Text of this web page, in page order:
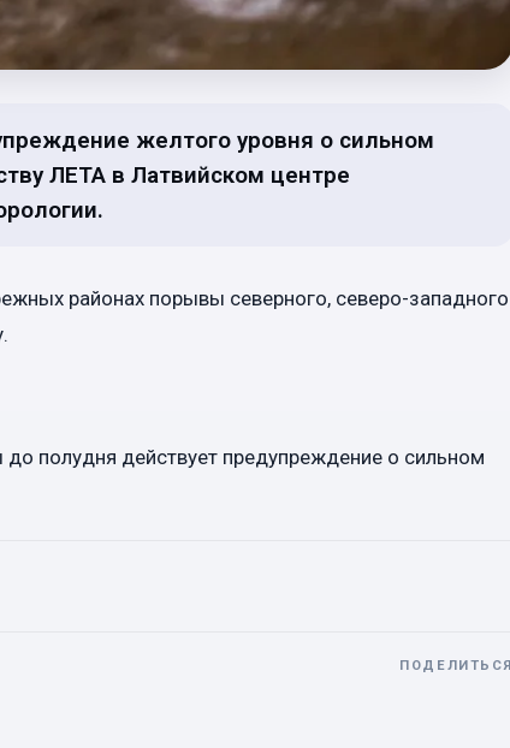
желтого уровня о сильном
ЛЕТА в Латвийском центре
районах порывы северного, северо-западного
полудня действует предупреждение о сильном
ПОДЕЛИТЬСЯ